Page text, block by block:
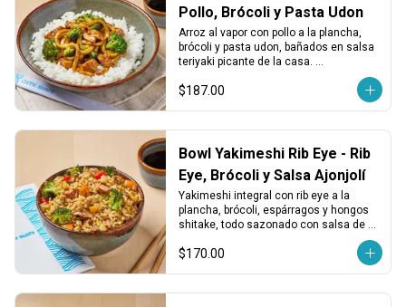
Pollo, Brócoli y Pasta Udon
Arroz al vapor con pollo a la plancha,
brócoli y pasta udon, bañados en salsa
teriyaki picante de la casa.
Sustancioso, sabroso y con un toque
spicy.
$187.00
Bowl Yakimeshi Rib Eye - Rib
Eye, Brócoli y Salsa Ajonjolí
Yakimeshi integral con rib eye a la
plancha, brócoli, espárragos y hongos
shitake, todo sazonado con salsa de
balanceado.
$170.00